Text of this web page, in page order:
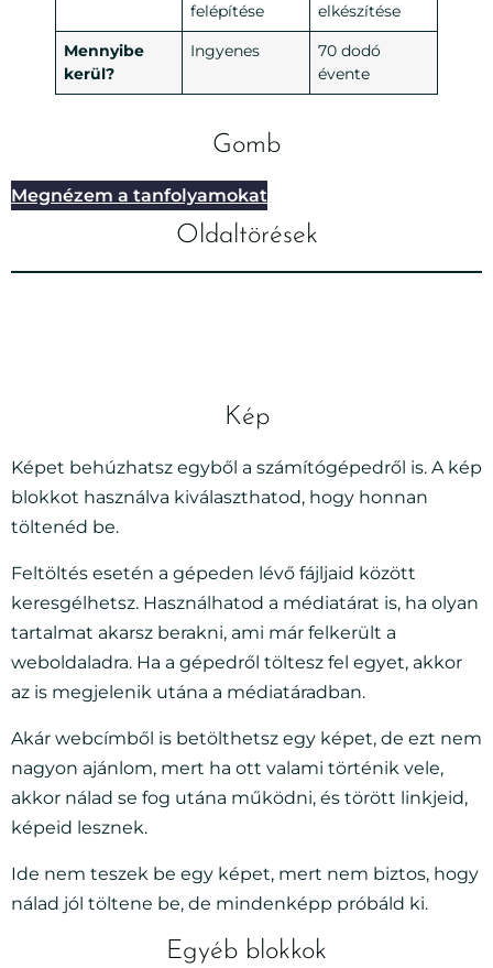
felépítése
elkészítése
Mennyibe
kerül?
Ingyenes
70 dodó
évente
Gomb
Megnézem a tanfolyamokat
Oldaltörések
Kép
Képet behúzhatsz egyből a számítógépedről is. A kép
blokkot használva kiválaszthatod, hogy honnan
töltenéd be.
Feltöltés esetén a gépeden lévő fájljaid között
keresgélhetsz. Használhatod a médiatárat is, ha olyan
tartalmat akarsz berakni, ami már felkerült a
weboldaladra. Ha a gépedről töltesz fel egyet, akkor
az is megjelenik utána a médiatáradban.
Akár webcímből is betölthetsz egy képet, de ezt nem
nagyon ajánlom, mert ha ott valami történik vele,
akkor nálad se fog utána működni, és törött linkjeid,
képeid lesznek.
Ide nem teszek be egy képet, mert nem biztos, hogy
nálad jól töltene be, de mindenképp próbáld ki.
Egyéb blokkok